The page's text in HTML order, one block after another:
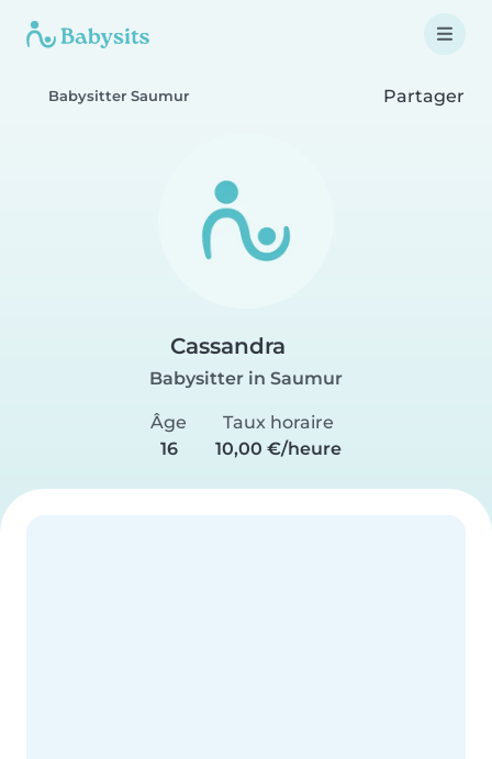
Babysitter Saumur Partager
Cassandra
Babysitter in Saumur
Âge
16
Taux horaire
10,00 €/heure